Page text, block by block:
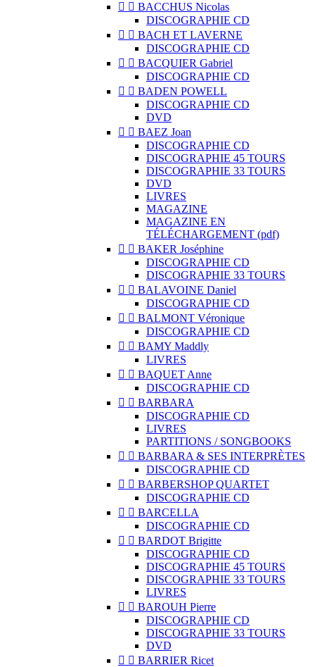
  BACCHUS Nicolas
DISCOGRAPHIE CD
  BACH ET LAVERNE
DISCOGRAPHIE CD
  BACQUIER Gabriel
DISCOGRAPHIE CD
  BADEN POWELL
DISCOGRAPHIE CD
DVD
  BAEZ Joan
DISCOGRAPHIE CD
DISCOGRAPHIE 45 TOURS
DISCOGRAPHIE 33 TOURS
DVD
LIVRES
MAGAZINE
MAGAZINE EN
TÉLÉCHARGEMENT (pdf)
  BAKER Joséphine
DISCOGRAPHIE CD
DISCOGRAPHIE 33 TOURS
  BALAVOINE Daniel
DISCOGRAPHIE CD
  BALMONT Véronique
DISCOGRAPHIE CD
  BAMY Maddly
LIVRES
  BAQUET Anne
DISCOGRAPHIE CD
  BARBARA
DISCOGRAPHIE CD
LIVRES
PARTITIONS / SONGBOOKS
  BARBARA & SES INTERPRÈTES
DISCOGRAPHIE CD
  BARBERSHOP QUARTET
DISCOGRAPHIE CD
  BARCELLA
DISCOGRAPHIE CD
  BARDOT Brigitte
DISCOGRAPHIE CD
DISCOGRAPHIE 45 TOURS
DISCOGRAPHIE 33 TOURS
LIVRES
  BAROUH Pierre
DISCOGRAPHIE CD
DISCOGRAPHIE 33 TOURS
DVD
  BARRIER Ricet